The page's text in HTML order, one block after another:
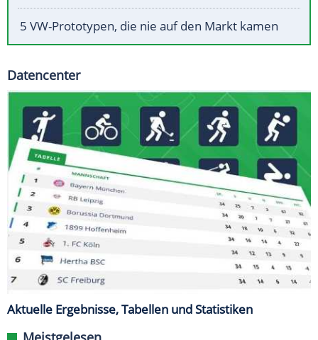
5 VW-Prototypen, die nie auf den Markt kamen
Datencenter
Aktuelle Ergebnisse, Tabellen und Statistiken